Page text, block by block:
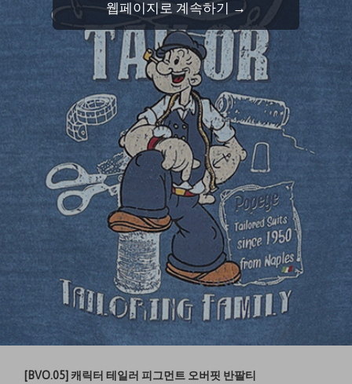
[BVO.05] 캐릭터 테일러 피그먼트 오버핏 반팔티
웹페이지로 계속하기 →